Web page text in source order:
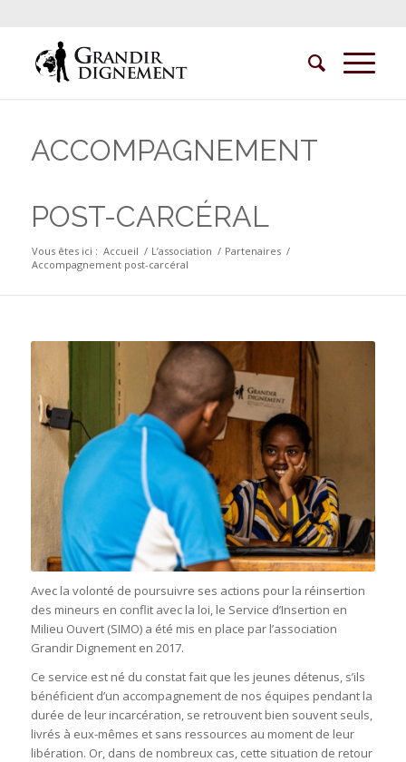
ACCOMPAGNEMENT
POST-CARCÉRAL
Vous êtes ici : Accueil / L’association / Partenaires /
Accompagnement post-carcéral
Avec la volonté de poursuivre ses actions pour la réinsertion
des mineurs en conflit avec la loi, le Service d’Insertion en
Milieu Ouvert (SIMO) a été mis en place par l’association
Grandir Dignement en 2017.
Ce service est né du constat fait que les jeunes détenus, s’ils
bénéficient d’un accompagnement de nos équipes pendant la
durée de leur incarcération, se retrouvent bien souvent seuls,
livrés à eux-mêmes et sans ressources au moment de leur
libération. Or, dans de nombreux cas, cette situation de retour